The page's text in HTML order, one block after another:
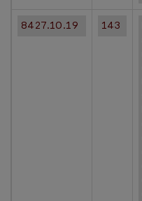
8427.10.19 143